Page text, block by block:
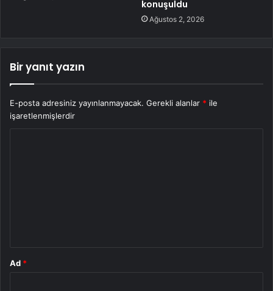
konuşuldu
Ağustos 2, 2026
Bir yanıt yazın
E-posta adresiniz yayınlanmayacak. Gerekli alanlar * ile
işaretlenmişlerdir
Ad *